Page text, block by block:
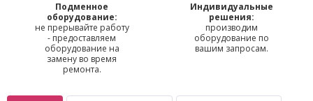
Подменное
оборудование:
не прерывайте работу
- предоставляем
оборудование на
замену во время
ремонта.
Индивидуальные
решения:
производим
оборудование по
вашим запросам.